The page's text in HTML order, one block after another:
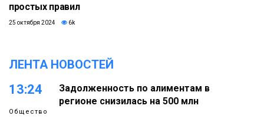
простых правил
25 октября 2024 6k
ЛЕНТА НОВОСТЕЙ
13:24
Общество
Задолженность по алиментам в
регионе снизилась на 500 млн